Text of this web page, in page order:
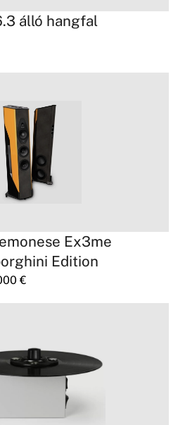
álló hangfal
Ex3me
Edition
€